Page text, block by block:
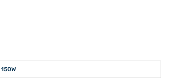
150W